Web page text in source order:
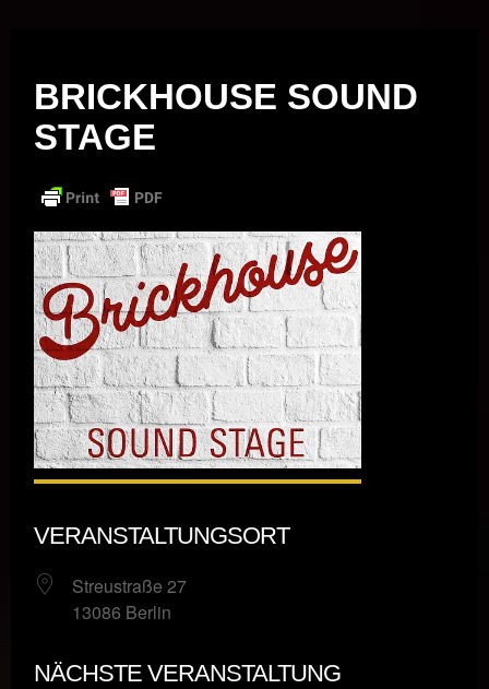
BRICKHOUSE SOUND
STAGE
VERANSTALTUNGSORT
Streustraße 27
13086 Berlin
NÄCHSTE VERANSTALTUNG